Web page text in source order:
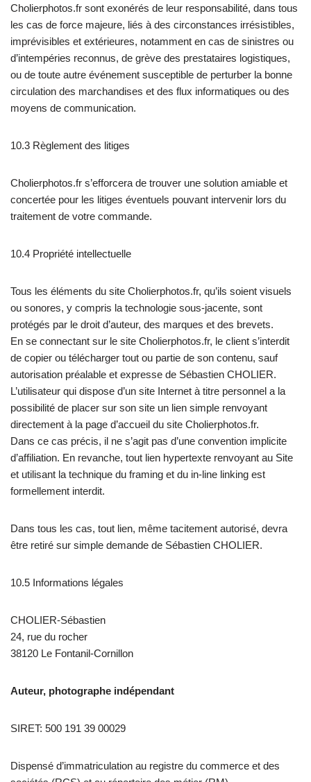
Cholierphotos.fr sont exonérés de leur responsabilité, dans tous
les cas de force majeure, liés à des circonstances irrésistibles,
imprévisibles et extérieures, notamment en cas de sinistres ou
d’intempéries reconnus, de grève des prestataires logistiques,
ou de toute autre événement susceptible de perturber la bonne
circulation des marchandises et des flux informatiques ou des
moyens de communication.
10.3 Règlement des litiges
Cholierphotos.fr s’efforcera de trouver une solution amiable et
concertée pour les litiges éventuels pouvant intervenir lors du
traitement de votre commande.
10.4 Propriété intellectuelle
Tous les éléments du site Cholierphotos.fr, qu’ils soient visuels
ou sonores, y compris la technologie sous-jacente, sont
protégés par le droit d’auteur, des marques et des brevets.
En se connectant sur le site Cholierphotos.fr, le client s’interdit
de copier ou télécharger tout ou partie de son contenu, sauf
autorisation préalable et expresse de Sébastien CHOLIER.
L’utilisateur qui dispose d’un site Internet à titre personnel a la
possibilité de placer sur son site un lien simple renvoyant
directement à la page d’accueil du site Cholierphotos.fr.
Dans ce cas précis, il ne s’agit pas d’une convention implicite
d’affiliation. En revanche, tout lien hypertexte renvoyant au Site
et utilisant la technique du framing et du in-line linking est
formellement interdit.
Dans tous les cas, tout lien, même tacitement autorisé, devra
être retiré sur simple demande de Sébastien CHOLIER.
10.5 Informations légales
CHOLIER-Sébastien
24, rue du rocher
38120 Le Fontanil-Cornillon
Auteur, photographe indépendant
SIRET: 500 191 39 00029
Dispensé d’immatriculation au registre du commerce et des